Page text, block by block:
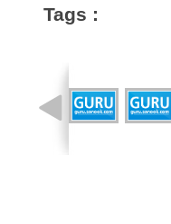
Tags :